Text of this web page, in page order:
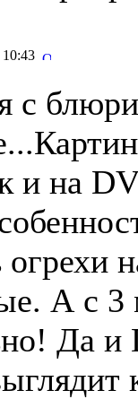
с
и на
огрехи
А с 3
Да и